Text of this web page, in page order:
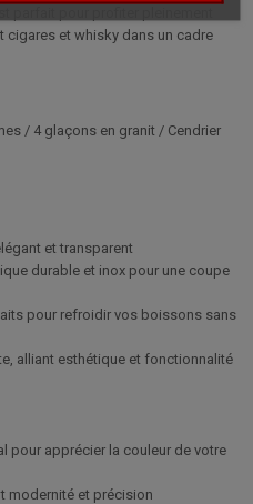
cigares et whisky dans un cadre
/ 4 glaçons en granit / Cendrier
et transparent
durable et inox pour une coupe
pour refroidir vos boissons sans
alliant esthétique et fonctionnalité
pour apprécier la couleur de votre
modernité et précision